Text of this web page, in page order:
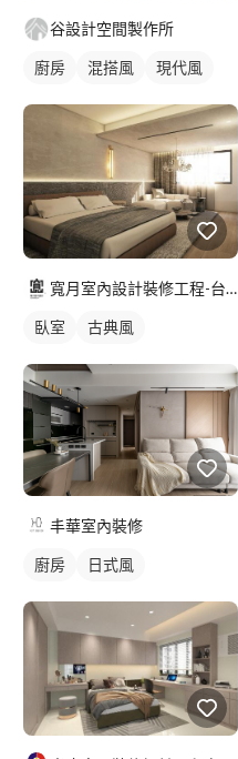
谷設計空間製作所
廚房 混搭風 現代風
寬月室內設計裝修工程-台北店
臥室 古典風
丰華室內裝修
廚房 日式風